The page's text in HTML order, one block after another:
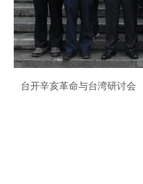
台开辛亥革命与台湾研讨会